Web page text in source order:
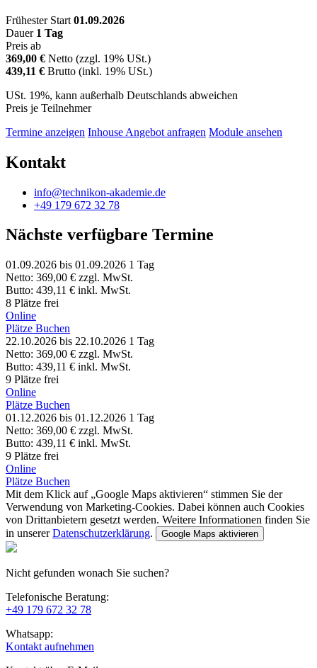
Frühester Start 01.09.2026
Dauer 1 Tag
Preis ab
369,00 € Netto (zzgl. 19% USt.)
439,11 € Brutto (inkl. 19% USt.)
USt. 19%, kann außerhalb Deutschlands abweichen
Preis je Teilnehmer
Termine anzeigen Inhouse Angebot anfragen Module ansehen
Kontakt
info@technikon-akademie.de
+49 179 672 32 78
Nächste verfügbare Termine
01.09.2026 bis 01.09.2026 1 Tag
Netto: 369,00 € zzgl. MwSt.
Butto: 439,11 € inkl. MwSt.
8 Plätze frei
Online
Plätze Buchen
22.10.2026 bis 22.10.2026 1 Tag
Netto: 369,00 € zzgl. MwSt.
Butto: 439,11 € inkl. MwSt.
9 Plätze frei
Online
Plätze Buchen
01.12.2026 bis 01.12.2026 1 Tag
Netto: 369,00 € zzgl. MwSt.
Butto: 439,11 € inkl. MwSt.
9 Plätze frei
Online
Plätze Buchen
Mit dem Klick auf „Google Maps aktivieren“ stimmen Sie der
Verwendung von Marketing-Cookies. Dabei können auch Cookies
von Drittanbietern gesetzt werden. Weitere Informationen finden Sie
in unsererDatenschutzerklärung. Google Maps aktivieren
Nicht gefunden wonach Sie suchen?
Telefonische Beratung:
+49 179 672 32 78
Whatsapp:
Kontakt aufnehmen